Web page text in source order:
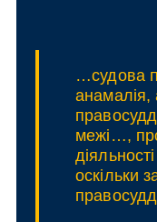
…судова
анамалія,
межі…,
оскільки